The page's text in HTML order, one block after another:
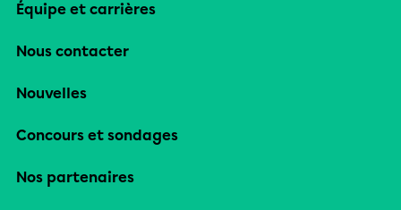
Équipe et carrières
Nous contacter
Nouvelles
Concours et sondages
Nos partenaires